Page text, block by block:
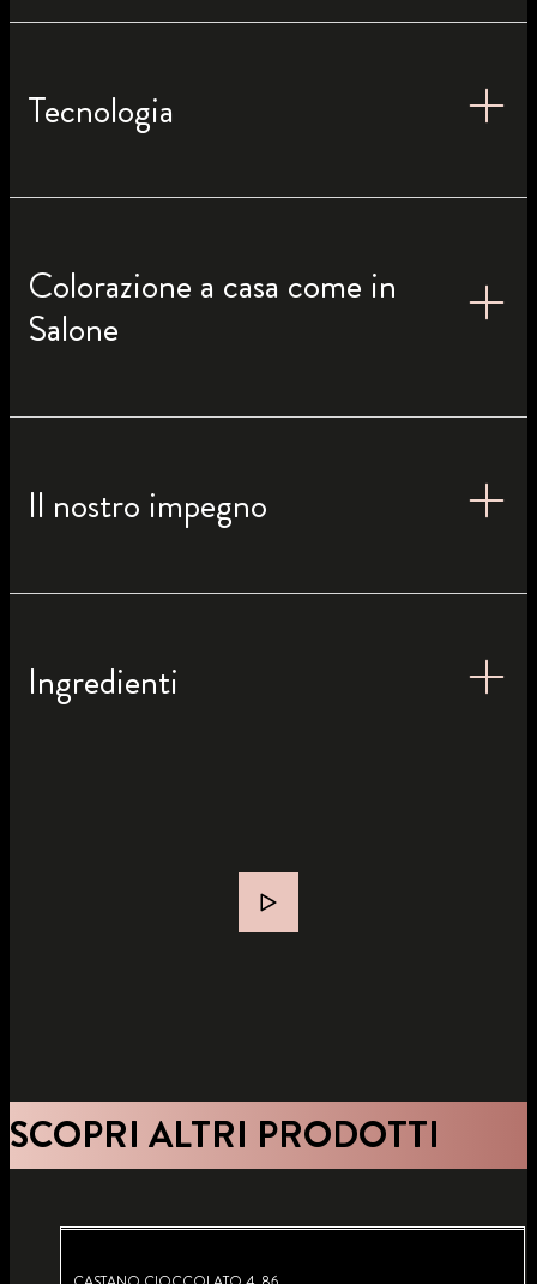
Tecnologia
Colorazione a casa come in
Salone
Il nostro impegno
Ingredienti
SCOPRI ALTRI PRODOTTI